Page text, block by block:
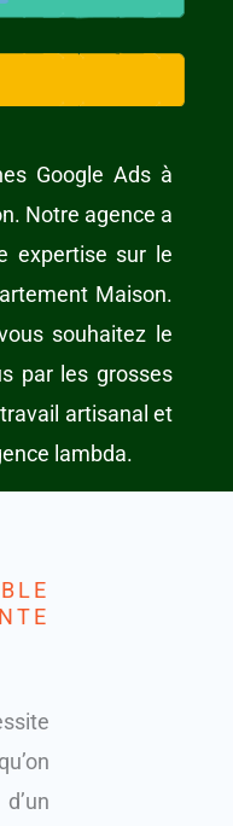
Google Ads à
Notre agence a
expertise sur le
Maison.
souhaitez le
par les grosses
artisanal et
lambda.